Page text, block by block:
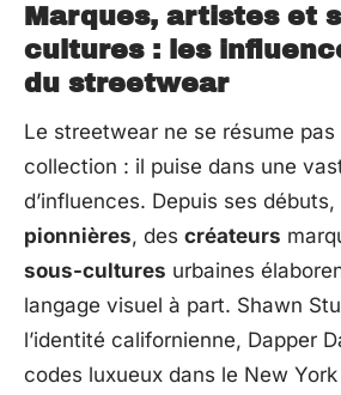
Marques, artistes et
cultures : les
du streetwear
Le streetwear ne se résume pas
collection : il puise dans une
d’influences. Depuis ses débuts,
pionnières, des créateurs
sous-cultures urbaines
langage visuel à part. Shawn
l’identité californienne, Dapper
codes luxueux dans le New